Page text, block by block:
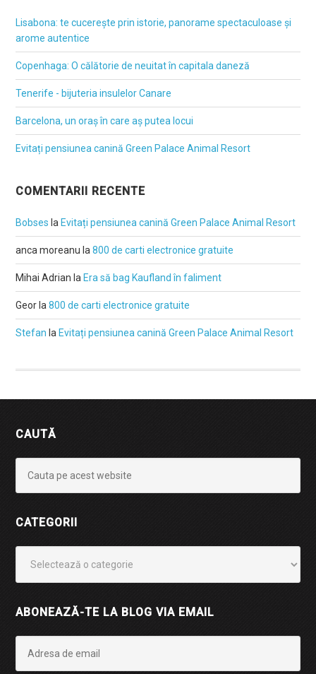
Lisabona: te cucerește prin istorie, panorame spectaculoase și
arome autentice
Copenhaga: O călătorie de neuitat în capitala daneză
Tenerife - bijuteria insulelor Canare
Barcelona, un oraș în care aș putea locui
Evitați pensiunea canină Green Palace Animal Resort
COMENTARII RECENTE
Bobses la Evitați pensiunea canină Green Palace Animal Resort
anca moreanu la800 de carti electronice gratuite
Mihai Adrian la Era să bag Kaufland în faliment
Geor la800 de carti electronice gratuite
Stefan la Evitați pensiunea canină Green Palace Animal Resort
CAUTĂ
CATEGORII
ABONEAZĂ-TE LA BLOG VIA EMAIL